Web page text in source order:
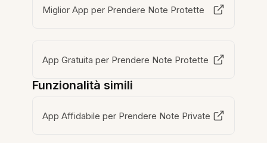
Miglior App per Prendere Note Protette
App Gratuita per Prendere Note Protette
Funzionalità simili
App Affidabile per Prendere Note Private